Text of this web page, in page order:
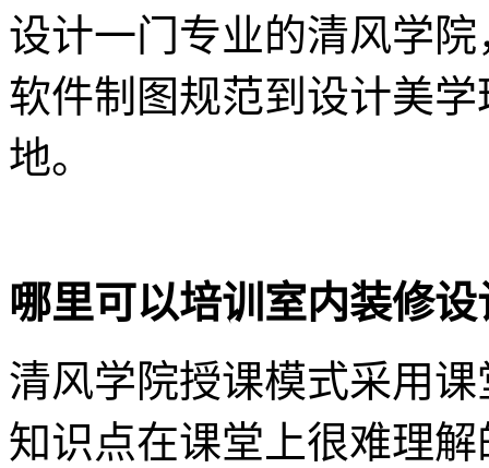
设计一门专业的清风学
软件制图规范到设计美
地。
哪里可以培训室内装修设
清风学院授课模式采用
知识点在课堂上很难理